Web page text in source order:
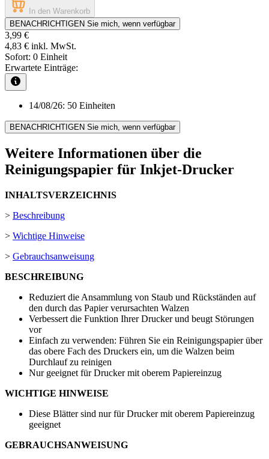
In den Warenkorb
BENACHRICHTIGEN Sie mich, wenn verfügbar
3,99 €
4,83 € inkl. MwSt.
Sofort: 0 Einheit
Erwartete Einträge:
14/08/26: 50 Einheiten
BENACHRICHTIGEN Sie mich, wenn verfügbar
Weitere Informationen über die
Reinigungspapier für Inkjet-Drucker
INHALTSVERZEICHNIS
> Beschreibung
> Wichtige Hinweise
> Gebrauchsanweisung
BESCHREIBUNG
Reduziert die Ansammlung von Staub und Rückständen auf
den durch das Papier verursachten Walzen
Verbessert die Funktion Ihrer Drucker und beugt Störungen
vor
Einfach zu verwenden: Führen Sie ein Reinigungspapier über
das obere Fach des Druckers ein, um die Walzen beim
Durchlauf zu reinigen
Nur geeignet für Drucker mit oberem Papiereinzug
WICHTIGE HINWEISE
Diese Blätter sind nur für Drucker mit oberem Papiereinzug
geeignet
GEBRAUCHSANWEISUNG